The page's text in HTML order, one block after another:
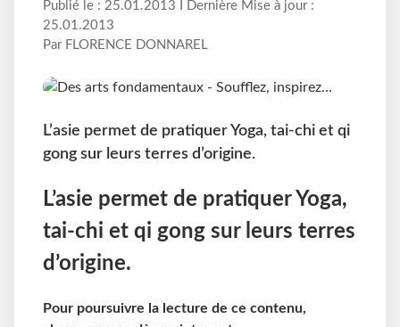
Publié le : 25.01.2013 I Dernière Mise à jour :
25.01.2013
Par FLORENCE DONNAREL
L’asie permet de pratiquer Yoga, tai-chi et qi
gong sur leurs terres d’origine.
L’asie permet de pratiquer Yoga,
tai-chi et qi gong sur leurs terres
d’origine.
Pour poursuivre la lecture de ce contenu,